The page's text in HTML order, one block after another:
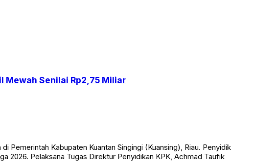
Mewah Senilai Rp2,75 Miliar
Pemerintah Kabupaten Kuantan Singingi (Kuansing), Riau. Penyidik
2026. Pelaksana Tugas Direktur Penyidikan KPK, Achmad Taufik